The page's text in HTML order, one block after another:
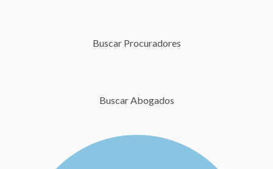
Buscar Procuradores
Buscar Abogados